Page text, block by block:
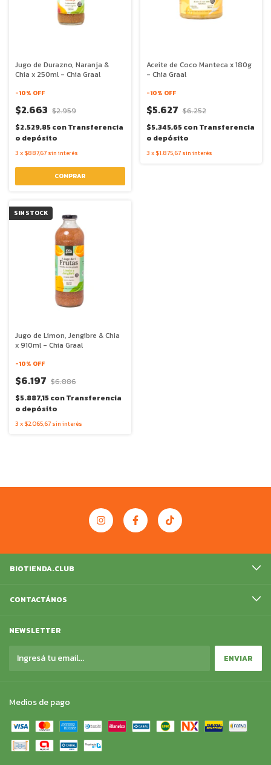
Jugo de Durazno, Naranja &
Chia x 250ml - Chia Graal
-10% OFF
$2.663 $2.959
$2.529,85conTransferencia
o depósito
3 x $887,67 sin interés
Aceite de Coco Manteca x 180g
- Chia Graal
-10% OFF
$5.627 $6.252
$5.345,65conTransferencia
o depósito
3 x $1.875,67 sin interés
SIN STOCK
Jugo de Limon, Jengibre & Chia
x 910ml - Chia Graal
-10% OFF
$6.197 $6.886
$5.887,15conTransferencia
o depósito
3 x $2.065,67 sin interés
BIOTIENDA.CLUB
CONTACTÁNOS
NEWSLETTER
Medios de pago